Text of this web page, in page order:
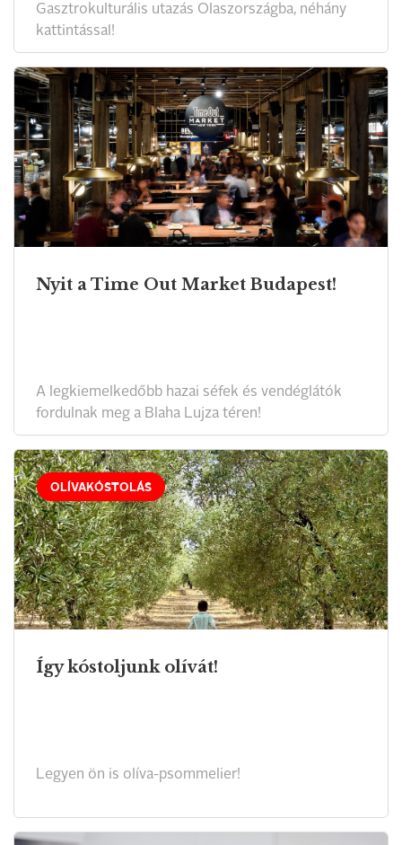
Gasztrokulturális utazás Olaszországba, néhány
kattintással!
Nyit a Time Out Market Budapest!
A legkiemelkedőbb hazai séfek és vendéglátók
fordulnak meg a Blaha Lujza téren!
OLÍVAKÓSTOLÁS
Így kóstoljunk olívát!
Legyen ön is olíva-psommelier!